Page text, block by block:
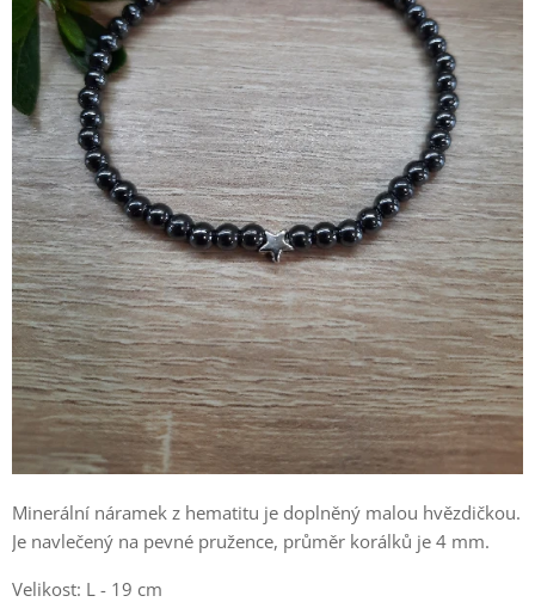
Minerální náramek z hematitu je doplněný malou hvězdičkou.
Je navlečený na pevné pružence, průměr korálků je 4 mm.
Velikost: L - 19 cm